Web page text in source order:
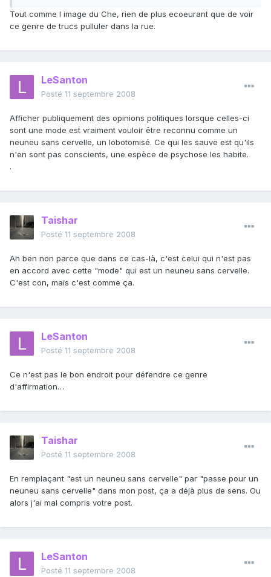
Tout comme l image du Che, rien de plus ecoeurant que de voir
ce genre de trucs pulluler dans la rue.
LeSanton
Posté 11 septembre 2008
Afficher publiquement des opinions politiques lorsque celles-ci
sont une mode est vraiment vouloir être reconnu comme un
neuneu sans cervelle, un lobotomisé. Ce qui les sauve est qu'ils
n'en sont pas conscients, une espèce de psychose les habite.
.
Taishar
Posté 11 septembre 2008
Ah ben non parce que dans ce cas-là, c'est celui qui n'est pas
en accord avec cette "mode" qui est un neuneu sans cervelle.
C'est con, mais c'est comme ça.
LeSanton
Posté 11 septembre 2008
Ce n'est pas le bon endroit pour défendre ce genre
d'affirmation…
Taishar
Posté 11 septembre 2008
En remplaçant "est un neuneu sans cervelle" par "passe pour un
neuneu sans cervelle" dans mon post, ça a déjà plus de sens. Ou
alors j'ai mal compris votre post.
LeSanton
Posté 11 septembre 2008